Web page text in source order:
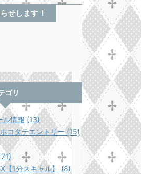
せします！
ゴリ
ル情報 (13)
コタテエントリー (15)
【1分スキャル】 (8)